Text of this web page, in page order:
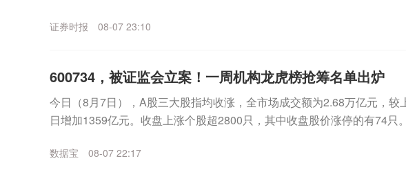
证券时报 08-07 23:10
600734，被证监会立案！一周机构龙虎榜抢筹名单出炉
今日（8月7日），A股三大股指均收涨，全市场成交额为2.68万亿元，较
日增加1359亿元。收盘上涨个股超2800只，其中收盘股价涨停的有74只
数据宝 08-07 22:17